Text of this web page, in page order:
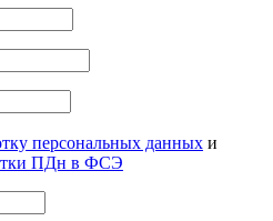
персональных данных и
ПДн в ФСЭ